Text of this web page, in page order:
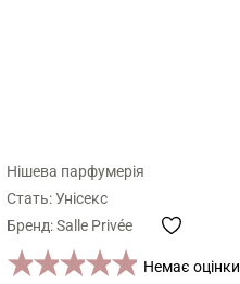
Нішева парфумерія
Стать: Унісекс
Бренд: Salle Privée
5 stars
4 stars
3 stars
2 stars
1 star Немає оцінки